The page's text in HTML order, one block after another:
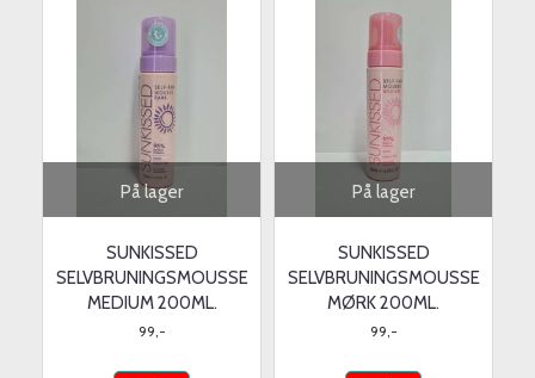
På lager
SUNKISSED
SELVBRUNINGSMOUSSE
MEDIUM 200ML.
99,-
På lager
SUNKISSED
SELVBRUNINGSMOUSSE
MØRK 200ML.
99,-